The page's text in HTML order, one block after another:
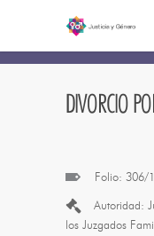
DIVORCIO
Folio: 306/
Autoridad:
los Juzgados